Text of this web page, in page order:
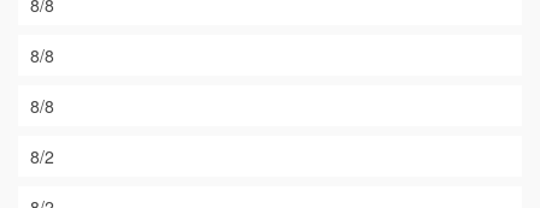
8/8
8/8
8/8
8/2